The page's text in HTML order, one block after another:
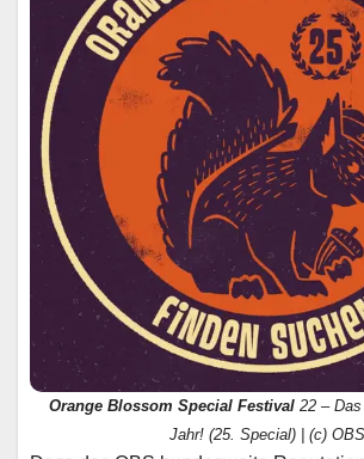
Orange Blossom Special Festival 22 –
Jahr! (25. Special) | (c) OBS